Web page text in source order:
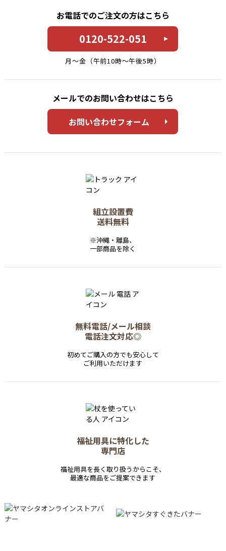
お電話でのご注文の方はこちら
0120-522-051
月〜金（午前10時〜午後5時）
メールでのお問い合わせはこちら
お問い合わせフォーム
組立設置費
送料無料
※沖縄・離島、
一部商品を除く
無料電話/メール相談
電話注文対応◎
初めてご購入の方でも安心して
ご利用いただけます
福祉用具に特化した
専門店
福祉用具を長く取り扱うからこそ、
最適な商品をご提案できます